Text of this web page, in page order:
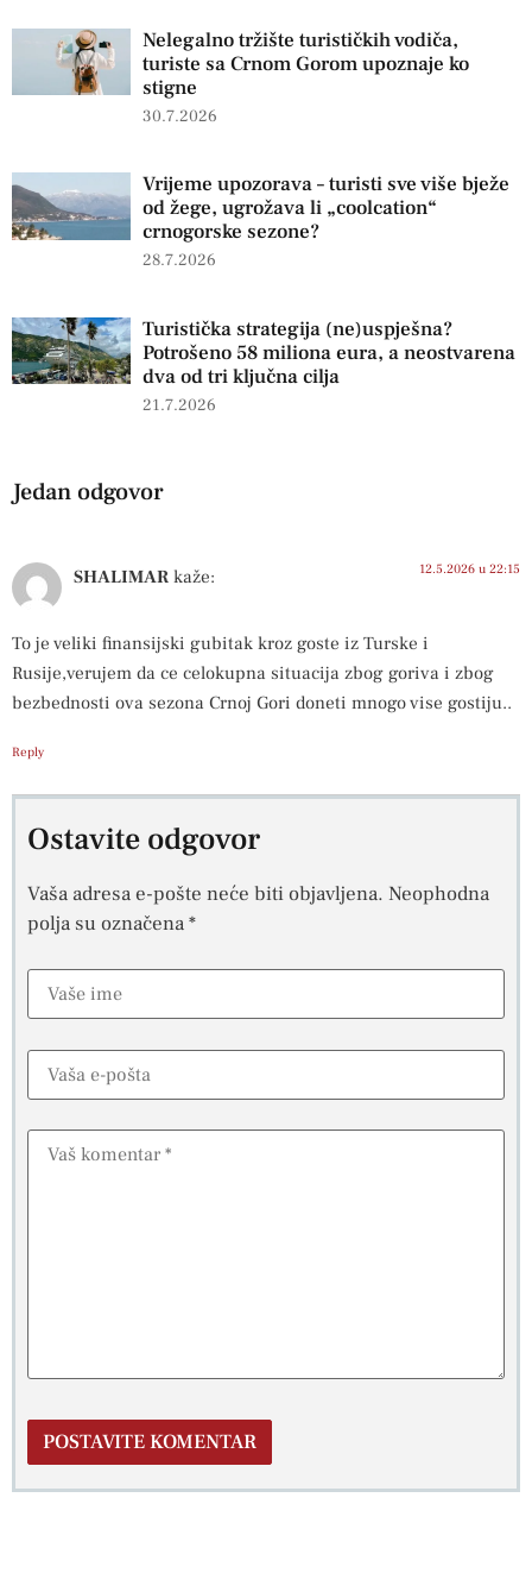
Nelegalno tržište turističkih vodiča,
turiste sa Crnom Gorom upoznaje ko
stigne
30.7.2026
Vrijeme upozorava – turisti sve više bježe
od žege, ugrožava li „coolcation“
crnogorske sezone?
28.7.2026
Turistička strategija (ne)uspješna?
Potrošeno 58 miliona eura, a neostvarena
dva od tri ključna cilja
21.7.2026
Jedan odgovor
SHALIMAR kaže: 12.5.2026 u 22:15
To je veliki finansijski gubitak kroz goste iz Turske i
Rusije,verujem da ce celokupna situacija zbog goriva i zbog
bezbednosti ova sezona Crnoj Gori doneti mnogo vise gostiju..
Reply
Ostavite odgovor
Vaša adresa e-pošte neće biti objavljena. Neophodna
polja su označena*